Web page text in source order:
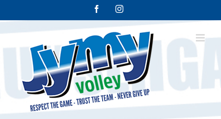
FacebookInstagram